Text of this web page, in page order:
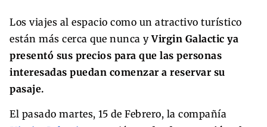
Los viajes al espacio como un atractivo turístico
están más cerca que nunca yVirgin Galactic ya
presentó sus precios para que las personas
interesadas puedan comenzar a reservar su
pasaje.
El pasado martes, 15 de Febrero, la compañía